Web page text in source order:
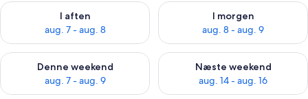
I aften
aug. 7 - aug. 8
Tjek tilgængelighed for i aften aug. 7 - aug. 8
I morgen
aug. 8 - aug. 9
Tjek tilgængelighed for i
Denne weekend
aug. 7 - aug. 9
Tjek tilgængelighed for denne weekend aug. 7 - aug. 9
Næste weekend
aug. 14 - aug. 16
Tjek tilgængelighed for næste